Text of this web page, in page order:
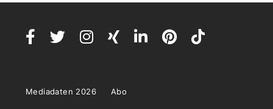
Mediadaten 2026 Abo